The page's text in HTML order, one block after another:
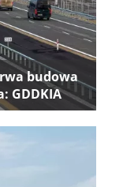
budowa
GDDKIA